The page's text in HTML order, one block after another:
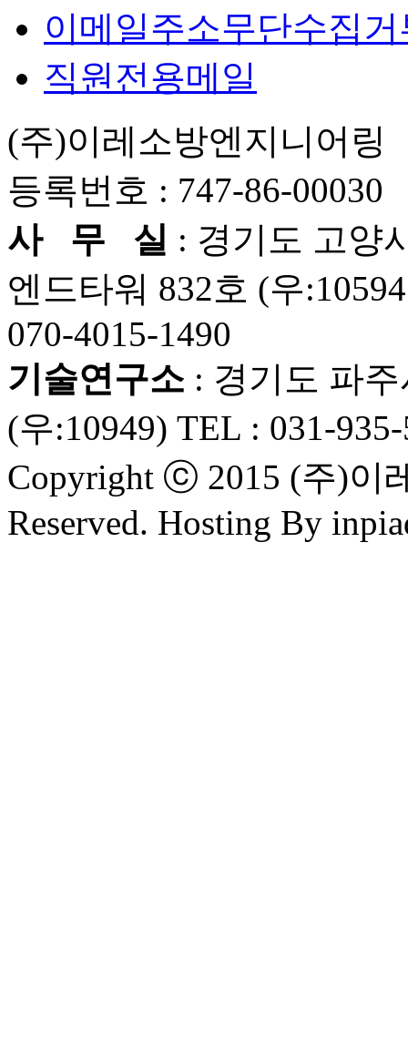
이메일주소무단수집거
직원전용메일
(주)이레소방엔지니어링
등록번호 : 747-86-00030
사 무 실 : 경기도 고양
엔드타워 832호 (우
070-4015-1490
기술연구소 : 경기도 파
(우:10949) TEL : 031-
Copyright ⓒ 2015 (주)이
Reserved. Hosting By